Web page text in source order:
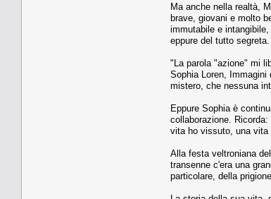
Ma anche nella realtà,
brave, giovani e molto
immutabile e
eppure del tutto segreta.
"La parola "azione" mi
Sophia Loren,
mistero, che nessuna
Eppure Sophia è
collaborazione.
vita ho vissuto, una vita
Alla festa veltroniana
transenne c'era una
particolare, della